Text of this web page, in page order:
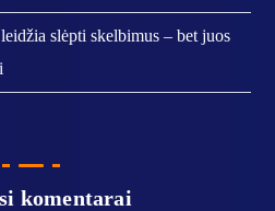
slėpti skelbimus – bet juos
komentarai